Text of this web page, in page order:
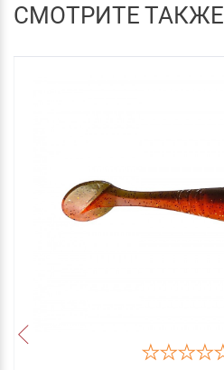
СМОТРИТЕ ТАКЖЕ